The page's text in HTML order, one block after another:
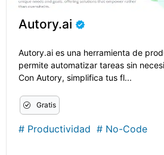
Autory.ai
Autory.ai es una herramienta de
permite automatizar tareas sin
Con Autory, simplifica tus fl...
Gratis
# Productividad # No-Code